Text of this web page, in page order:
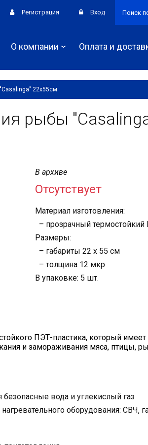
Регистрация Вход
О компании Оплата и
22х55см
рыбы
В архиве
Отсутствует
Материал изготовления:
– прозрачный
Размеры:
– габариты 22 х 55 см
– толщина 12 мкр
В упаковке: 5 шт.
ПЭТ-пластика, который имеет
и замораживания мяса, птицы,
вода и углекислый газ
оборудования: СВЧ,